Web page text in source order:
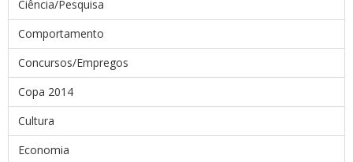
Ciência/Pesquisa
Comportamento
Concursos/Empregos
Copa 2014
Cultura
Economia